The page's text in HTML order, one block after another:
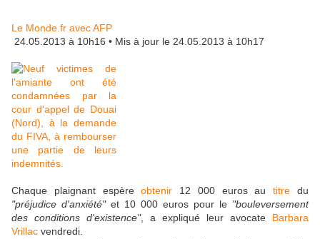
Le Monde.fr avec AFP
24.05.2013 à 10h16 • Mis à jour le 24.05.2013 à 10h17
Chaque plaignant espèreobtenir 12 000 euros autitre du
"préjudice d'anxiété"et 10 000 euros pour le "bouleversement
des conditions d'existence", a expliqué leur avocate Barbara
Vrillac vendredi.